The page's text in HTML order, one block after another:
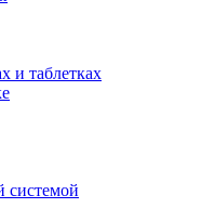
и таблетках
системой